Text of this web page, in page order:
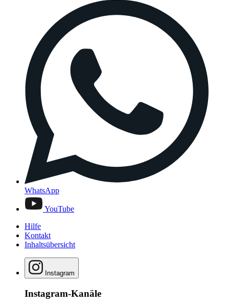
WhatsApp
YouTube
Hilfe
Kontakt
Inhaltsübersicht
Instagram
Instagram-Kanäle